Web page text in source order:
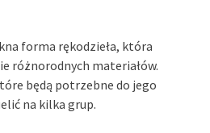
forma rękodzieła, która
różnorodnych materiałów.
będą potrzebne do jego
na kilka grup.